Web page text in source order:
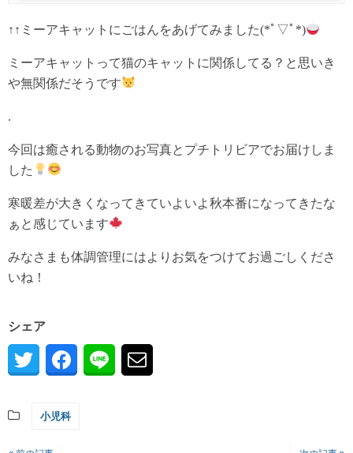
↑↑ミーアキャットにごはんをあげてみました(*ﾟ▽ﾟ*)
ミーアキャットって猫のキャットに関係してる？と思いき
や無関係だそうです
.
今回は癒される動物のお写真とプチトリビアでお届けしま
した
寒暖差が大きくなってきていよいよ秋本番になってきたな
ぁと感じています
みなさまも体調管理にはよりお気をつけてお過ごしくださ
いね！
シェア
小児科